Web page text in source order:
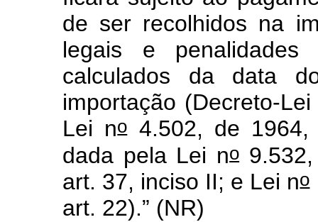
de ser recolhidos na
legais e
calculados da data
importação (Decreto-
Lei no4.502, de 1964,
dada pela Lei no9.532,
art. 37, inciso II; e Lei no
art. 22).” (NR)